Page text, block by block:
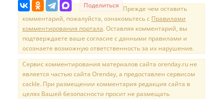
Поделиться Прежде чем оставить
комментарий, пожалуйста, ознакомьтесь с Правилами
комментирования портала. Оставляя комментарий, вы
подтверждаете ваше согласие с данными правилами и
осознаете возможную ответственность за их нарушение.
Сервис комментирования материалов сайта orenday.ru не
является частью сайта Orenday, а предоставлен сервисом
cackle. При размещении комментария редакция сайта в
целях Вашей безопасности просит не размещать